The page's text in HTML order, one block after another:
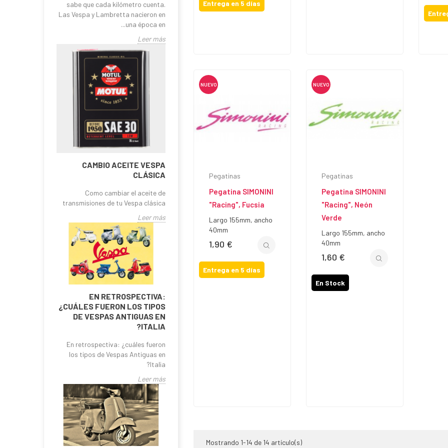
sabe que cada kilómetro cuenta.
Las Vespa y Lambretta nacieron en
una época en...
Leer más
CAMBIO ACEITE VESPA
CLÁSICA
Como cambiar el aceite de
transmisiones de tu Vespa clásica
Leer más
EN RETROSPECTIVA:
¿CUÁLES FUERON LOS TIPOS
DE VESPAS ANTIGUAS EN
ITALIA?
En retrospectiva: ¿cuáles fueron
los tipos de Vespas Antiguas en
Italia?
Leer más
Entrega en 5 días
NUEVO
Pegatinas
Pegatina SIMONINI
"Racing", Fucsia
Largo 155mm, ancho
40mm
Precio
1,90 €
Entrega en 5 días
NUEVO
Pegatinas
Pegatina SIMONINI
"Racing", Neón
Verde
Largo 155mm, ancho
40mm
Precio
1,60 €
En Stock
Mostrando 1-14 de 14 artículo(s)